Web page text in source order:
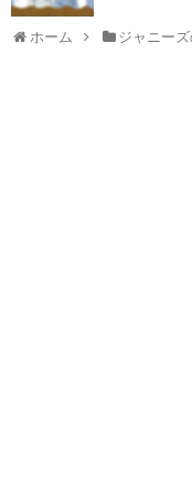
ホーム ジャニー